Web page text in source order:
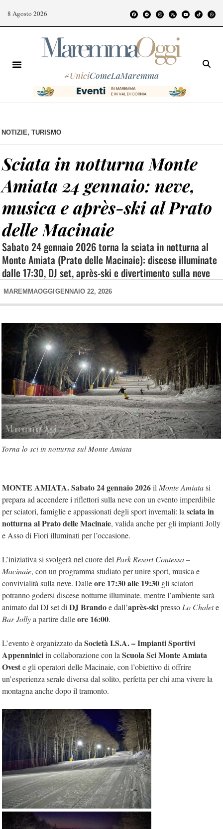
8 Agosto 2026
#UniciComeLaMaremma
NOTIZIE, TURISMO
Sciata in notturna Monte
Amiata 24 gennaio: neve,
musica e après-ski al Prato
delle Macinaie
Sabato 24 gennaio 2026 torna la sciata in notturna al
Monte Amiata (Prato delle Macinaie): discese illuminate
dalle 17:30, DJ set, après-ski e divertimento sulla neve
MAREMMAOGGI GENNAIO 22, 2026
Torna lo sci in notturna sul Monte Amiata
MONTE AMIATA. Sabato 24 gennaio 2026il Monte Amiatasi
prepara ad accendere i riflettori sulla neve con un evento imperdibile
per sciatori, famiglie e appassionati degli sport invernali: la sciata in
notturna al Prato delle Macinaie, valida anche per gli impianti Jolly
e Asso di Fiori illuminati per l’occasione.
L’iniziativa si svolgerà nel cuore del Park Resort Contessa –
Macinaie, con un programma studiato per unire sport, musica e
convivialità sulla neve. Dalleore 17:30 alle 19:30 gli sciatori
potranno godersi discese notturne illuminate, mentre l’ambiente sarà
animato dal DJ set di DJ Brandoe dall’après-skipresso Lo Chalete
Bar Jollya partire dalleore 16:00.
L’evento è organizzato da Società I.S.A. – Impianti Sportivi
Appenniniciin collaborazione con la Scuola Sci Monte Amiata
Oveste gli operatori delle Macinaie, con l’obiettivo di offrire
un’esperienza serale diversa dal solito, perfetta per chi ama vivere la
montagna anche dopo il tramonto.